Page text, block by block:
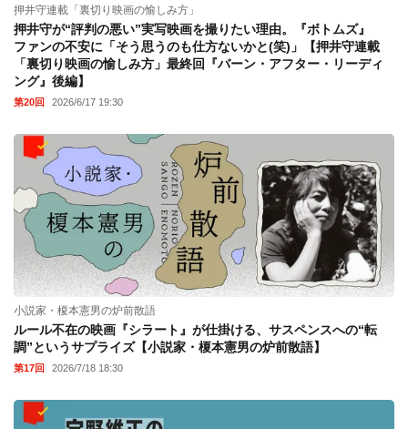
押井守連載「裏切り映画の愉しみ方」
押井守が“評判の悪い”実写映画を撮りたい理由。『ボトムズ』
ファンの不安に「そう思うのも仕方ないかと(笑)」【押井守連載
「裏切り映画の愉しみ方」最終回『バーン・アフター・リーディ
ング』後編】
第20回 2026/6/17 19:30
小説家・榎本憲男の炉前散語
ルール不在の映画『シラート』が仕掛ける、サスペンスへの“転
調”というサプライズ【小説家・榎本憲男の炉前散語】
第17回 2026/7/18 18:30